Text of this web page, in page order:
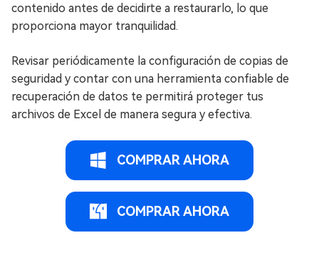
contenido antes de decidirte a restaurarlo, lo que
proporciona mayor tranquilidad.
Revisar periódicamente la configuración de copias de
seguridad y contar con una herramienta confiable de
recuperación de datos te permitirá proteger tus
archivos de Excel de manera segura y efectiva.
COMPRAR AHORA
COMPRAR AHORA